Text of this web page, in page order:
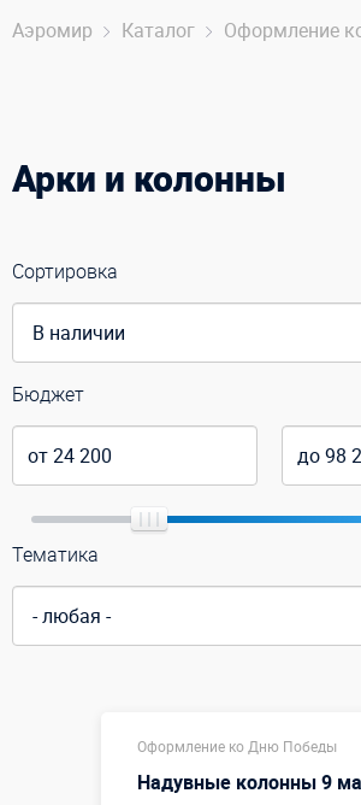
Аэромир Каталог Оформление
Арки и колонны
Сортировка
Бюджет
Тематика
Оформление ко Дню Победы
Надувные колонны 9